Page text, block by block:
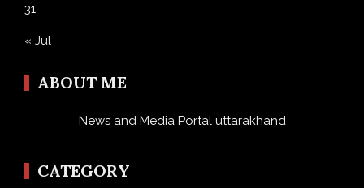
31
« Jul
ABOUT ME
News and Media Portal uttarakhand
CATEGORY